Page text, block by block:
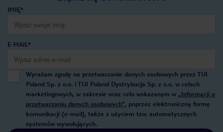
IMIĘ*
E-MAIL*
Wyrażam zgodę na przetwarzanie danych osobowych przez TUI
Poland Sp. z o.o. i TUI Poland Dystrybucja Sp. z o.o. w celach
marketingowych, w zakresie oraz celu wskazanym w „Informacji o
przetwarzaniu danych osobowych”, poprzez elektroniczną formę
komunikacji (e-mail), także z użyciem tzw. automatycznych
systemów wywołujących.